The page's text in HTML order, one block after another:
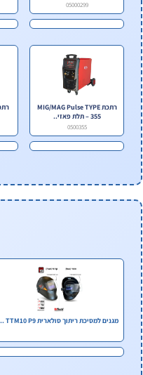
05000299
רתכת MIG/MAG Pulse TYPE
355 – תלת פאזי..
0500355
מגנים למסיכת ריתוך סולארית TTM10 P9 ..